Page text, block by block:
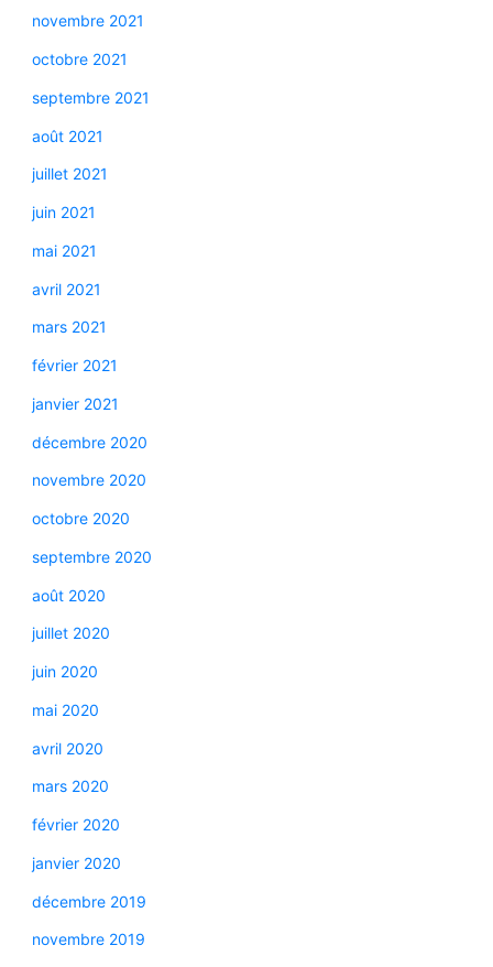
novembre 2021
octobre 2021
septembre 2021
août 2021
juillet 2021
juin 2021
mai 2021
avril 2021
mars 2021
février 2021
janvier 2021
décembre 2020
novembre 2020
octobre 2020
septembre 2020
août 2020
juillet 2020
juin 2020
mai 2020
avril 2020
mars 2020
février 2020
janvier 2020
décembre 2019
novembre 2019